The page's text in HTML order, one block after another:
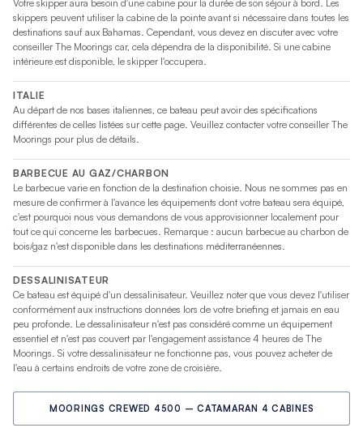
Votre skipper aura besoin d'une cabine pour la durée de son séjour à bord. Les
skippers peuvent utiliser la cabine de la pointe avant si nécessaire dans toutes les
destinations sauf aux Bahamas. Cependant, vous devez en discuter avec votre
conseiller The Moorings car, cela dépendra de la disponibilité. Si une cabine
intérieure est disponible, le skipper l'occupera.
ITALIE
Au départ de nos bases italiennes, ce bateau peut avoir des spécifications
différentes de celles listées sur cette page. Veuillez contacter votre conseiller The
Moorings pour plus de détails.
BARBECUE AU GAZ/CHARBON
Le barbecue varie en fonction de la destination choisie. Nous ne sommes pas en
mesure de confirmer à l'avance les équipements dont votre bateau sera équipé,
c'est pourquoi nous vous demandons de vous approvisionner localement pour
tout ce qui concerne les barbecues. Remarque : aucun barbecue au charbon de
bois/gaz n'est disponible dans les destinations méditerranéennes.
DESSALINISATEUR
Ce bateau est équipé d'un dessalinisateur. Veuillez noter que vous devez l'utiliser
conformément aux instructions données lors de votre briefing et jamais en eau
peu profonde. Le dessalinisateur n'est pas considéré comme un équipement
essentiel et n'est pas couvert par l'engagement assistance 4 heures de The
Moorings. Si votre dessalinisateur ne fonctionne pas, vous pouvez acheter de
l'eau à certains endroits de votre zone de croisière.
MOORINGS CREWED 4500 – CATAMARAN 4 CABINES